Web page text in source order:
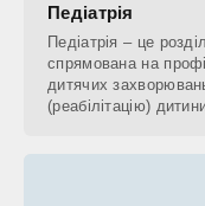
Педіатрія
Педіатрія – це
спрямована на
дитячих
(реабілітацію)